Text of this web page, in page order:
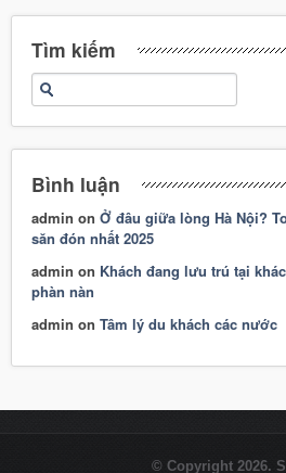
Tìm kiếm
Bình luận
admin onỞ đâu giữa lòng Hà Nội?
săn đón nhất 2025
admin on Khách đang lưu trú tại
phàn nàn
admin onTâm lý du khách các nước
© Copyright 2026.